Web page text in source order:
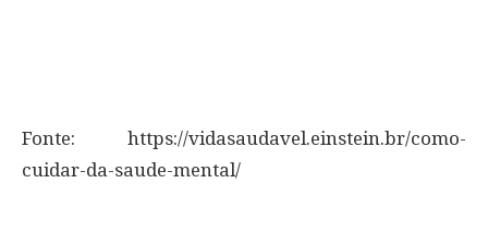
Fonte: https://vidasaudavel.einstein.br/como-
cuidar-da-saude-mental/